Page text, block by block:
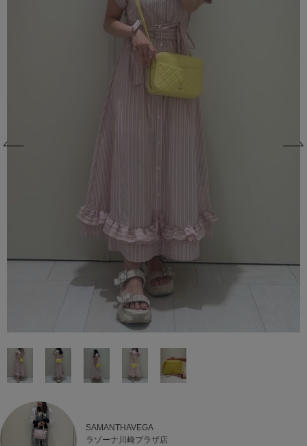
SAMANTHAVEGA
ラゾーナ川崎プラザ店